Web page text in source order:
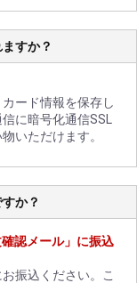
すか？
ード情報を保存し
に暗号化通信SSL
いただけます。
か？
認メール」に振込
振込ください。こ